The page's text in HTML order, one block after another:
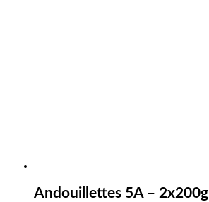
Andouillettes 5A – 2x200g